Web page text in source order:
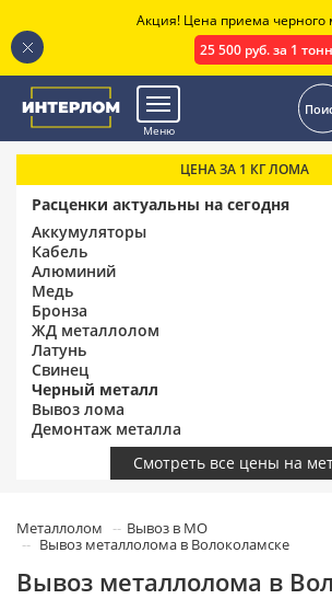
Меню
ЦЕНА ЗА 1 КГ ЛОМА
Расценки актуальны на сегодня
Аккумуляторы
Кабель
Алюминий
Медь
Бронза
ЖД металлолом
Латунь
Свинец
Черный металл
Вывоз лома
Демонтаж металла
Смотреть все цены на
Металлолом
Вывоз в МО
Вывоз металлолома в Волоколамске
Вывоз металлолома в
Акция! Цена приема черного
25 500 руб. за 1
.